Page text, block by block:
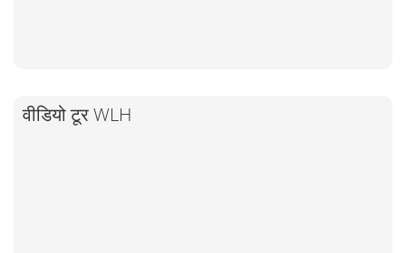
वीडियो टूर WLH